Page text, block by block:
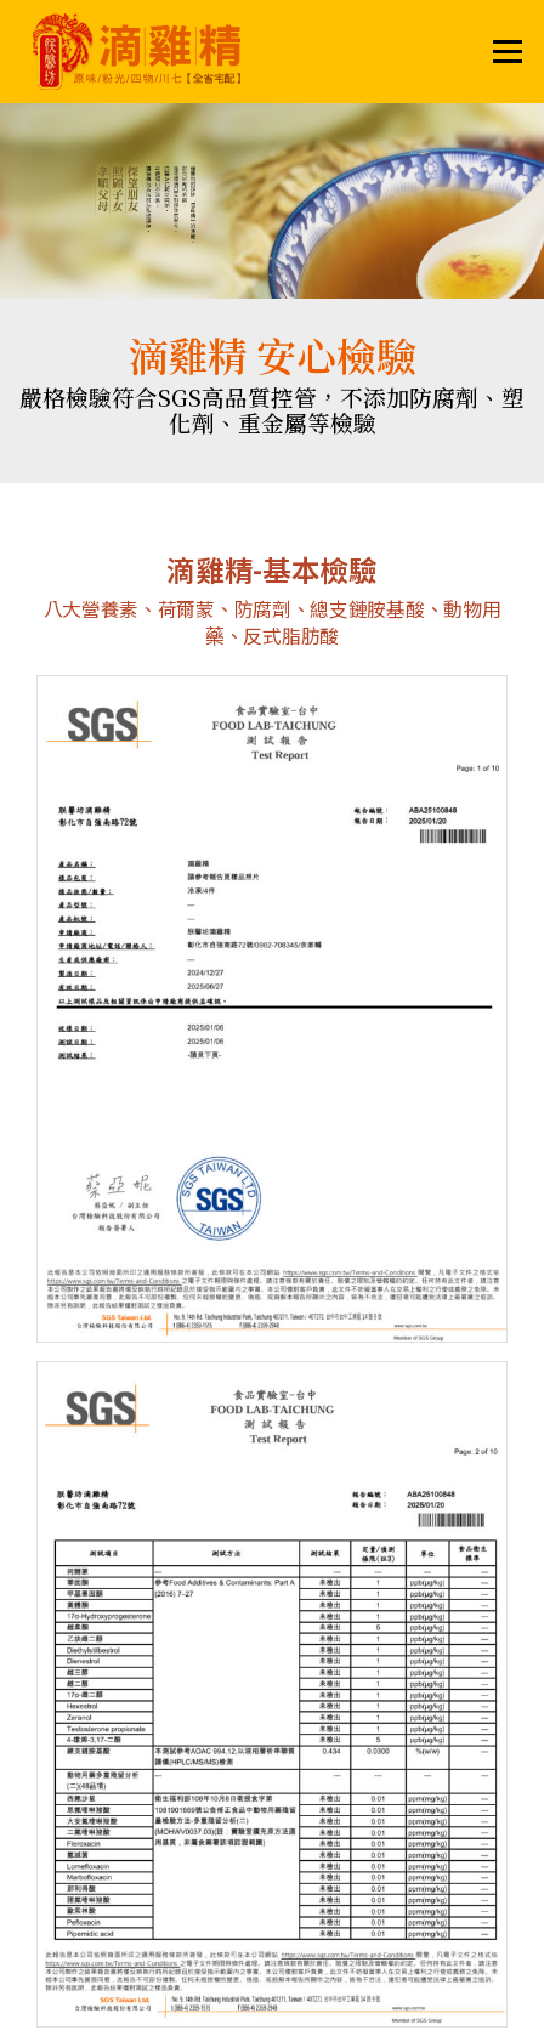
Menu
滴雞精 安心檢驗
嚴格檢驗符合SGS高品質控管，不添加防腐劑、 塑
化劑 、 重金屬等檢驗
滴雞精-基本檢驗
八大營養素、荷爾蒙、防腐劑、總支鏈胺基酸、動物用
藥、反式脂肪酸